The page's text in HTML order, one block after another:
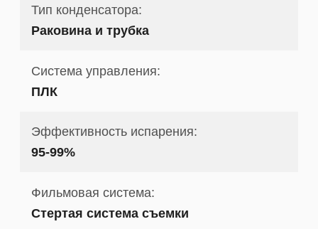
Тип конденсатора:
Раковина и трубка
Система управления:
ПЛК
Эффективность испарения:
95-99%
Фильмовая система:
Стертая система съемки